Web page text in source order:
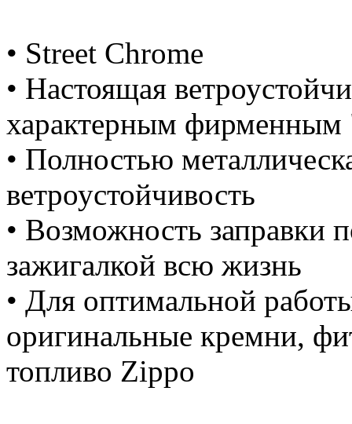
• Street Chrome
• Настоящая
характерным
• Полностью
ветроустойчивость
• Возможность заправки
зажигалкой всю жизнь
• Для оптимальной
оригинальные кремни,
топливо Zippo